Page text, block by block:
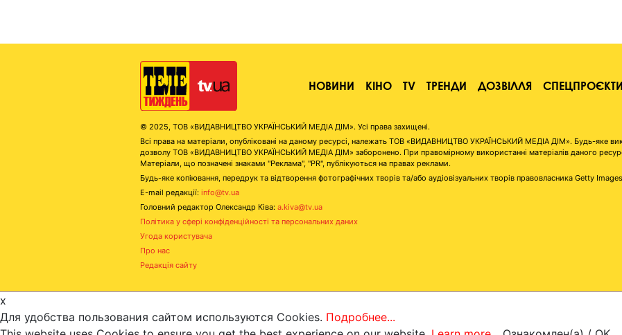
НОВИНИ КІНО TV ТРЕНДИ ДОЗВІЛЛЯ СПЕЦПРОЄКТИ
© 2025, ТОВ «ВИДАВНИЦТВО УКРАЇНСЬКИЙ МЕДІА ДІМ». Усі права захищені.
Всі права на матеріали, опубліковані на даному ресурсі, належать ТОВ «ВИДАВНИЦТВО УКРАЇНСЬКИЙ МЕДІА ДІМ». Будь-яке
дозволу ТОВ «ВИДАВНИЦТВО УКРАЇНСЬКИЙ МЕДІА ДІМ» заборонено. При правомірному використанні матеріалів даного
Матеріали, що позначені знаками "Реклама", "PR", публікуються на правах реклами.
Будь-яке копіювання, передрук та відтворення фотографічних творів та/або аудіовізуальних творів правовласника Getty
E-mail редакції: info@tv.ua
Головний редактор Олександр Ківа: a.kiva@tv.ua
Політика у сфері конфіденційності та персональних даних
Угода користувача
Про нас
Редакція сайту
x
Для удобства пользования сайтом используются Cookies. Подробнее...